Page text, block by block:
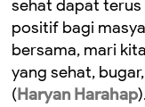
sehat dapat
positif bagi
bersama, mari
yang sehat,
(Haryan Harahap